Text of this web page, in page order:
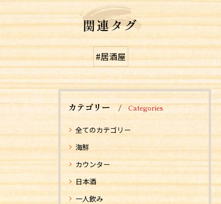
関連タグ
#居酒屋
カテゴリー Categories
全てのカテゴリー
海鮮
カウンター
日本酒
一人飲み